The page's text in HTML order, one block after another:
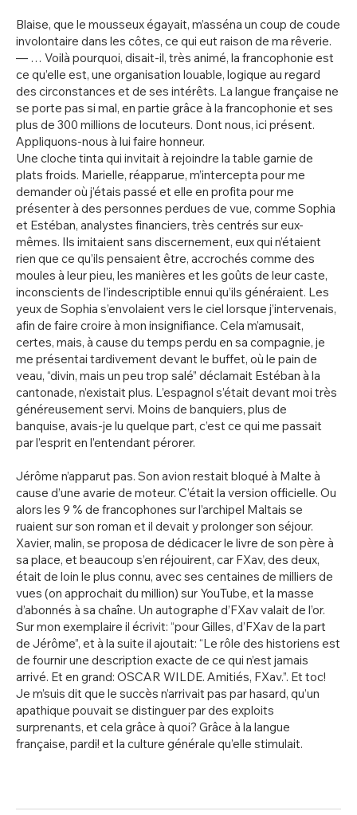
Blaise, que le mousseux égayait, m’asséna un coup de coude
involontaire dans les côtes, ce qui eut raison de ma rêverie.
— … Voilà pourquoi, disait-il, très animé, la francophonie est
ce qu’elle est, une organisation louable, logique au regard
des circonstances et de ses intérêts. La langue française ne
se porte pas si mal, en partie grâce à la francophonie et ses
plus de 300 millions de locuteurs. Dont nous, ici présent.
Appliquons-nous à lui faire honneur.
Une cloche tinta qui invitait à rejoindre la table garnie de
plats froids. Marielle, réapparue, m’intercepta pour me
demander où j’étais passé et elle en profita pour me
présenter à des personnes perdues de vue, comme Sophia
et Estéban, analystes financiers, très centrés sur eux-
mêmes. Ils imitaient sans discernement, eux qui n’étaient
rien que ce qu’ils pensaient être, accrochés comme des
moules à leur pieu, les manières et les goûts de leur caste,
inconscients de l’indescriptible ennui qu’ils généraient. Les
yeux de Sophia s’envolaient vers le ciel lorsque j’intervenais,
afin de faire croire à mon insignifiance. Cela m’amusait,
certes, mais, à cause du temps perdu en sa compagnie, je
me présentai tardivement devant le buffet, où le pain de
veau, “divin, mais un peu trop salé” déclamait Estéban à la
cantonade, n’existait plus. L’espagnol s’était devant moi très
généreusement servi. Moins de banquiers, plus de
banquise, avais-je lu quelque part, c’est ce qui me passait
par l’esprit en l’entendant pérorer.
Jérôme n’apparut pas. Son avion restait bloqué à Malte à
cause d’une avarie de moteur. C’était la version officielle. Ou
alors les 9 % de francophones sur l’archipel Maltais se
ruaient sur son roman et il devait y prolonger son séjour.
Xavier, malin, se proposa de dédicacer le livre de son père à
sa place, et beaucoup s’en réjouirent, car FXav, des deux,
était de loin le plus connu, avec ses centaines de milliers de
vues (on approchait du million) sur YouTube, et la masse
d’abonnés à sa chaîne. Un autographe d’FXav valait de l’or.
Sur mon exemplaire il écrivit: “pour Gilles, d’FXav de la part
de Jérôme”, et à la suite il ajoutait: “Le rôle des historiens est
de fournir une description exacte de ce qui n’est jamais
arrivé. Et en grand: OSCAR WILDE. Amitiés, FXav.”. Et toc!
Je m’suis dit que le succès n’arrivait pas par hasard, qu’un
apathique pouvait se distinguer par des exploits
surprenants, et cela grâce à quoi? Grâce à la langue
française, pardi! et la culture générale qu’elle stimulait.